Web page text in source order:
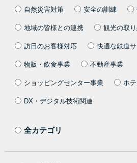
自然災害対策 安全の訓練
地域の皆様との連携 観光の取
訪日のお客様対応 快適な鉄道
物販・飲食事業 不動産事業
ショッピングセンター事業 ホ
DX・デジタル技術関連
全カテゴリ